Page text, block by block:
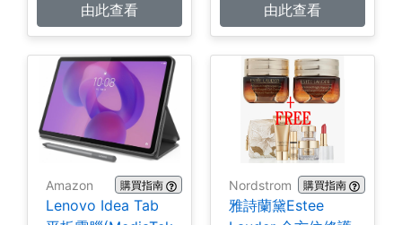
由此查看
由此查看
Amazon 購買指南
Lenovo Idea Tab
Nordstrom 購買指南
雅詩蘭黛Estee